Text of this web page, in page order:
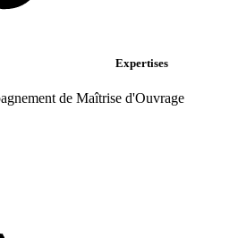
Expertises
de Maîtrise d'Ouvrage